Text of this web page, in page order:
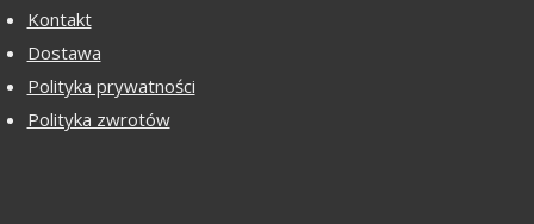
Kontakt
Dostawa
Polityka prywatności
Polityka zwrotów